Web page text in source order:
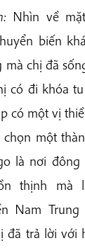
Nhìn về
biến
chị đã
có đi khóa
có một vị
một
là nơi
thịnh mà
Nam
đã trả lời với